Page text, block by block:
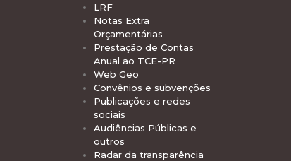
LRF
Notas Extra
Orçamentárias
Prestação de Contas
Anual ao TCE-PR
Web Geo
Convênios e subvenções
Publicações e redes
sociais
Audiências Públicas e
outros
Radar da transparência